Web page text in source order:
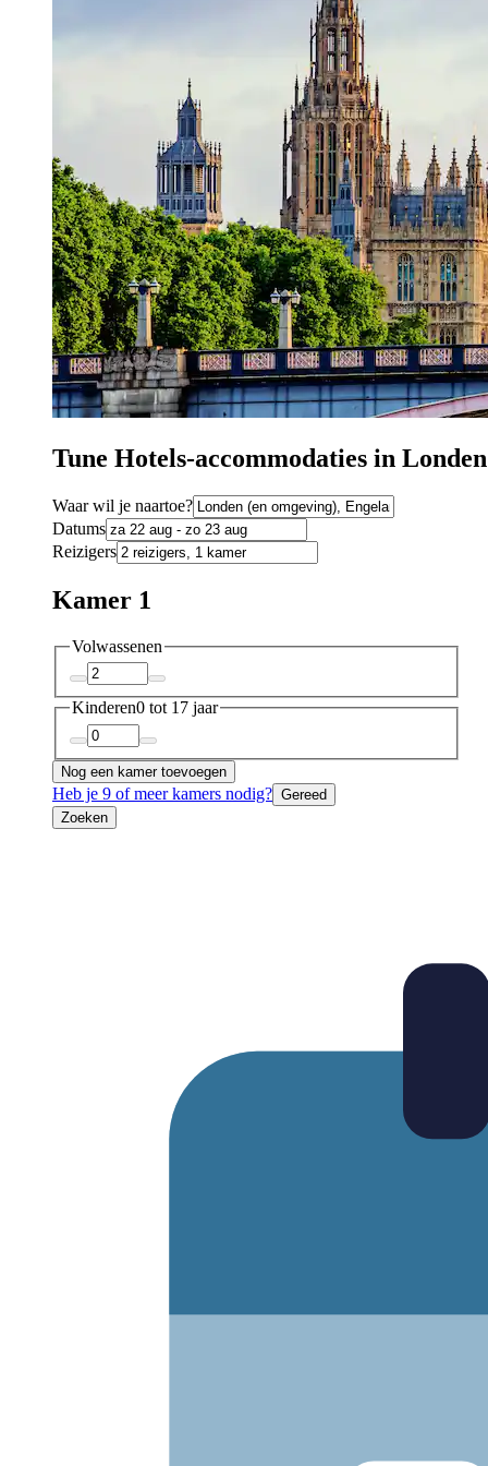
Tune Hotels-accommodaties in Londen
Waar wil je naartoe?
Datums
Reizigers
Kamer 1
Volwassenen
Kinderen0 tot 17 jaar
Nog een kamer toevoegen
Heb je 9 of meer kamers nodig? Gereed
Zoeken